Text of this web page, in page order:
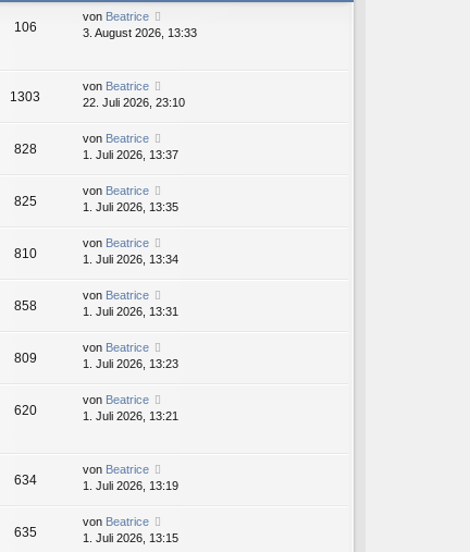
106
von Beatrice
3. August 2026, 13:33
1303
von Beatrice
22. Juli 2026, 23:10
828
von Beatrice
1. Juli 2026, 13:37
825
von Beatrice
1. Juli 2026, 13:35
810
von Beatrice
1. Juli 2026, 13:34
858
von Beatrice
1. Juli 2026, 13:31
809
von Beatrice
1. Juli 2026, 13:23
620
von Beatrice
1. Juli 2026, 13:21
634
von Beatrice
1. Juli 2026, 13:19
635
von Beatrice
1. Juli 2026, 13:15